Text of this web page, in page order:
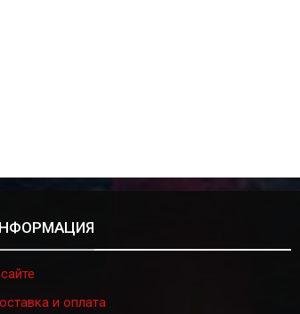
и оплата